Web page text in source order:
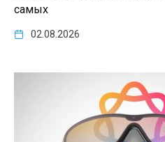
самых
02.08.2026